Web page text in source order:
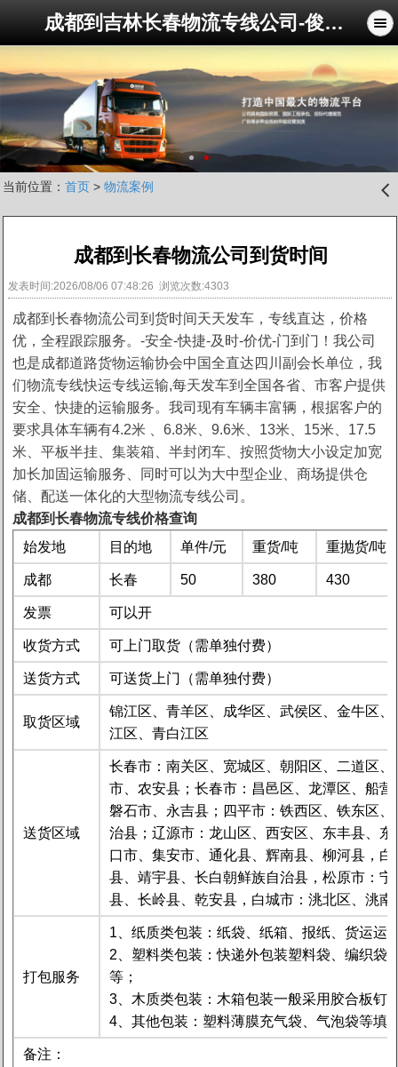
成都到吉林长春物流专线公司-俊亚物流公司
1 2
当前位置： 首页> 物流案例 󰊒
成都到长春物流公司到货时间
发表时间:2026/08/06 07:48:26 浏览次数:4303
成都到长春物流公司到货时间天天发车，专线直达，价格
优，全程跟踪服务。-安全-快捷-及时-价优-门到门！我公司
也是成都道路货物运输协会中国全直达四川副会长单位，我
们物流专线快运专线运输,每天发车到全国各省、市客户提供
安全、快捷的运输服务。我司现有车辆丰富辆，根据客户的
要求具体车辆有4.2米 、6.8米、9.6米、13米、15米、17.5
米、平板半挂、集装箱、半封闭车、按照货物大小设定加宽
加长加固运输服务、同时可以为大中型企业、商场提供仓
储、配送一体化的大型物流专线公司。
成都到长春物流专线价格查询
始发地
目的地 单件/元 重货/吨 重抛货/吨
成都 长春 50 380 430
发票 可以开
收货方式 可上门取货（需单独付费）
送货方式 可送货上门（需单独付费）
取货区域
锦江区、青羊区、成华区、武侯区、金牛区
江区、青白江区
送货区域
长春市：南关区、宽城区、朝阳区、二道区
市、农安县；长春市：昌邑区、龙潭区、船
磐石市、永吉县；四平市：铁西区、铁东区
治县；辽源市：龙山区、西安区、东丰县、
口市、集安市、通化县、辉南县、柳河县，
县、靖宇县、长白朝鲜族自治县，松原市：
县、长岭县、乾安县，白城市：洮北区、洮
打包服务
1、纸质类包装：纸袋、纸箱、报纸、货运运
2、塑料类包装：快递外包装塑料袋、编织袋
等；
3、木质类包装：木箱包装一般采用胶合板钉
4、其他包装：塑料薄膜充气袋、气泡袋等填
备注：